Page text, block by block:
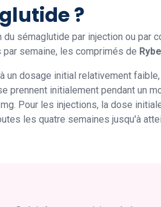
?
sémaglutide par injection ou par
semaine, les comprimés de
un dosage initial relativement
prennent initialement pendant un
Pour les injections, la dose
les quatre semaines jusqu'à